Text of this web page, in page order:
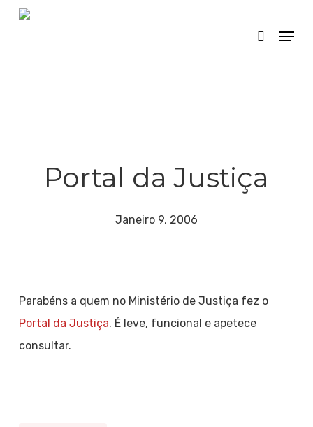
Skip
search
Menu
Portal da Justiça
Janeiro 9, 2006
Parabéns a quem no Ministério de Justiça fez o
Portal da Justiça. É leve, funcional e apetece
consultar.